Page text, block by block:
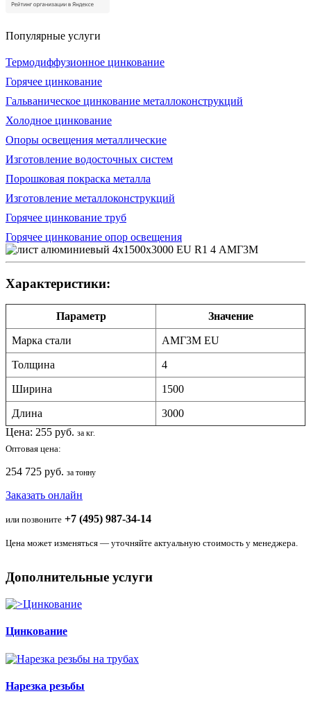
Популярные услуги
Термодиффузионное цинкование
Горячее цинкование
Гальваническое цинкование металлоконструкций
Холодное цинкование
Опоры освещения металлические
Изготовление водосточных систем
Порошковая покраска металла
Изготовление металлоконструкций
Горячее цинкование труб
Горячее цинкование опор освещения
Характеристики:
Параметр Значение
Марка стали АМГ3М EU
Толщина 4
Ширина 1500
Длина
3000
Цена: 255 руб. за кг.
Оптовая цена:
254 725 руб. за тонну
Заказать онлайн
или позвоните +7 (495) 987-34-14
Цена может изменяться — уточняйте актуальную стоимость у менеджера.
Дополнительные услуги
Цинкование
Нарезка резьбы